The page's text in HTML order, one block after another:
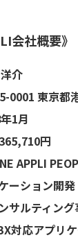
会社概要》
介
都港区
月
円
PEOPLE
ーション開
サルティン
対応アプリ